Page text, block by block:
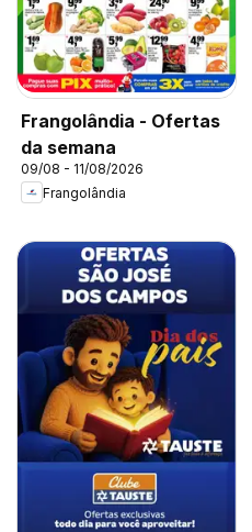
Frangolândia - Ofertas
da semana
09/08 - 11/08/2026
Frangolândia